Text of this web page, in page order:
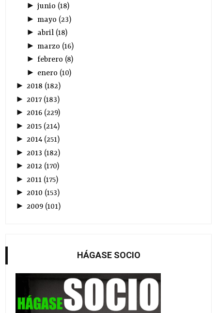
► junio (18)
► mayo (23)
► abril(18)
► marzo (16)
► febrero (8)
► enero (10)
►2018 (182)
► 2017(183)
►2016 (229)
► 2015 (214)
►2014 (251)
► 2013 (182)
►2012 (170)
► 2011 (175)
►2010 (153)
► 2009 (101)
HÁGASE SOCIO